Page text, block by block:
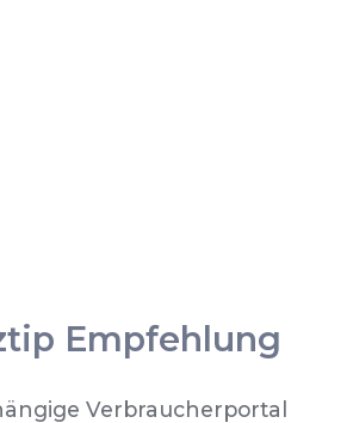
Empfehlung
Verbraucherportal